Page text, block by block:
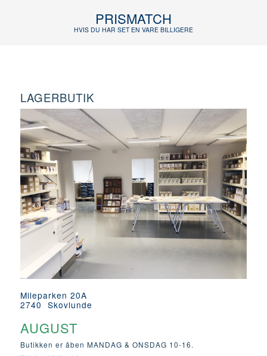
PRISMATCH
HVIS DU HAR SET EN VARE BILLIGERE
LAGERBUTIK
Mileparken 20A
2740 Skovlunde
AUGUST
Butikken er åben MANDAG & ONSDAG 10-16.